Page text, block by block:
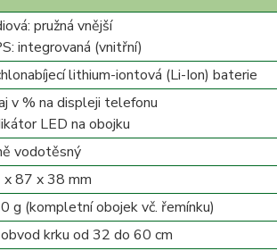
pružná vnější
integrovaná (vnitřní)
lithium-iontová (Li-Ion) baterie
v % na displeji telefonu
LED na obojku
vodotěsný
87 x 38 mm
g (kompletní obojek vč. řemínku)
krku od 32 do 60 cm